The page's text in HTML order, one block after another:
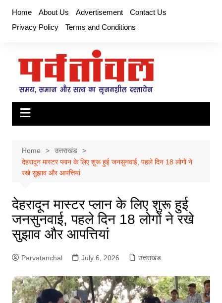
content
Home About Us Advertisement
Contact Us
Privacy Policy
Terms and Conditions
Home
उत्तराखंड
देहरादून मास्टर प्लान के लिए शुरू हुई जनसुनवाई, पहले दिन 18 लोगों ने
रखे सुझाव और आपत्तियां
देहरादून मास्टर प्लान के लिए शुरू हुई
जनसुनवाई, पहले दिन 18 लोगों ने रखे
सुझाव और आपत्तियां
Parvatanchal July 6, 2026 उत्तराखंड